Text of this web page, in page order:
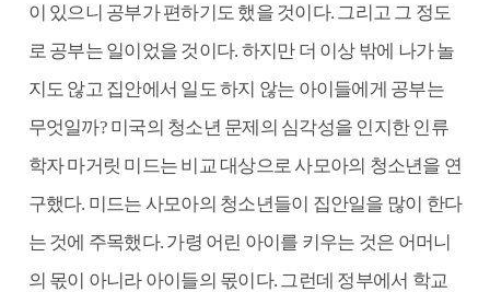
이 있으니 공부가 편하기도 했을 것이다. 그리고 그 정도
로 공부는 일이었을 것이다. 하지만 더 이상 밖에 나가 놀
지도 않고 집안에서 일도 하지 않는 아이들에게 공부는
무엇일까? 미국의 청소년 문제의 심각성을 인지한 인류
학자 마거릿 미드는 비교 대상으로 사모아의 청소년을 연
구했다. 미드는 사모아의 청소년들이 집안일을 많이 한다
는 것에 주목했다. 가령 어린 아이를 키우는 것은 어머니
의 몫이 아니라 아이들의 몫이다. 그런데 정부에서 학교